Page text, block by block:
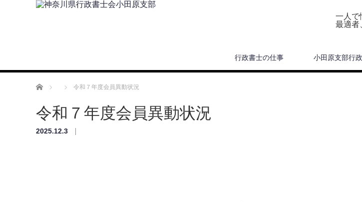
一人で
最適者
行政書士の仕事 小田原支部行
ホーム 令和７年度会員異動状況
令和７年度会員異動状況
2025.12.3